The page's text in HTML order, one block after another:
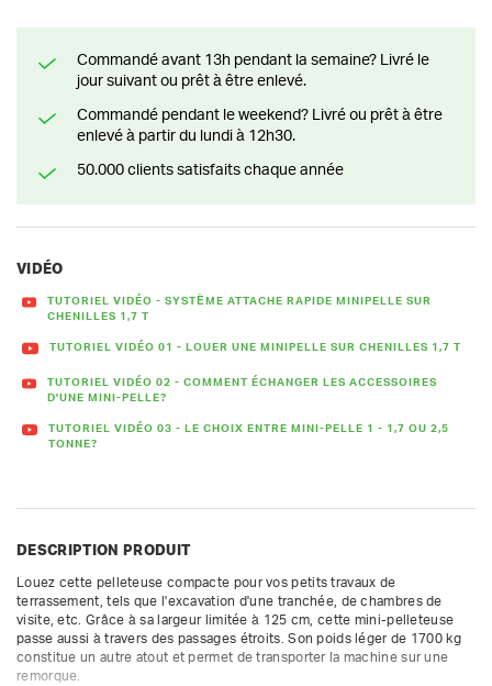
Commandé avant 13h pendant la semaine? Livré le
jour suivant ou prêt à être enlevé.
Commandé pendant le weekend? Livré ou prêt à être
enlevé à partir du lundi à 12h30.
50.000 clients satisfaits chaque année
VIDÉO
TUTORIEL VIDÉO - SYSTÈME ATTACHE RAPIDE MINIPELLE SUR
CHENILLES 1,7 T
TUTORIEL VIDÉO 01 - LOUER UNE MINIPELLE SUR CHENILLES 1,7 T
TUTORIEL VIDÉO 02 - COMMENT ÉCHANGER LES ACCESSOIRES
D'UNE MINI-PELLE?
TUTORIEL VIDÉO 03 - LE CHOIX ENTRE MINI-PELLE 1 - 1,7 OU 2,5
TONNE?
DESCRIPTION PRODUIT
Louez cette pelleteuse compacte pour vos petits travaux de
terrassement, tels que l'excavation d'une tranchée, de chambres de
visite, etc. Grâce à sa largeur limitée à 125 cm, cette mini-pelleteuse
passe aussi à travers des passages étroits. Son poids léger de 1700 kg
constitue un autre atout et permet de transporter la machine sur une
remorque.